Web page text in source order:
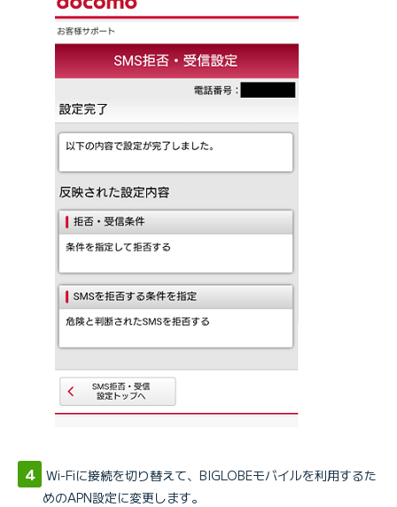
Wi-Fiに接続を切り替えて、BIGLOBEモバイルを利用するた
めのAPN設定に変更します。